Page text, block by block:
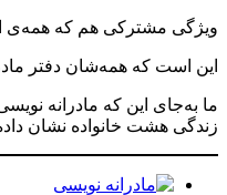
ویژگی مشترکی هم که همه‌ی
این است که همه‌شان دفتر
ما به‌جای این که مادرانه
زندگی هشت خانواده نشان